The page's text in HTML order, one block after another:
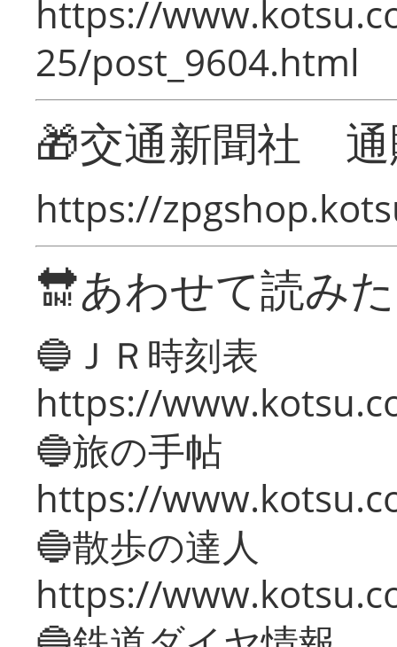
https://
25/post_9604.html
🎁交通新聞社
https://
🔛あわせて読み
🔵ＪＲ時刻表
https://
🔵旅の手帖
https://
🔵散歩の達人
https://